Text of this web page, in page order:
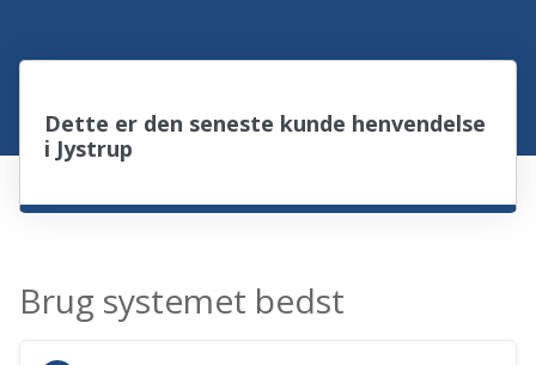
Dette er den seneste kunde henvendelse
i Jystrup
Brug systemet bedst